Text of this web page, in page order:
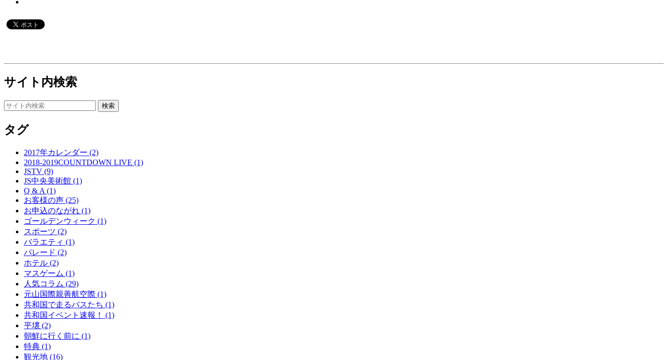
サイト内検索
タグ
2017年カレンダー (2)
2018-2019COUNTDOWN LIVE (1)
JSTV (9)
JS中央美術館 (1)
Q & A (1)
お客様の声 (25)
お申込のながれ (1)
ゴールデンウィーク (1)
スポーツ (2)
バラエティ (1)
パレード (2)
ホテル (2)
マスゲーム (1)
人気コラム (29)
元山国際親善航空際 (1)
共和国で走るバスたち (1)
共和国イベント速報！ (1)
平壌 (2)
朝鮮に行く前に (1)
特典 (1)
観光地 (16)